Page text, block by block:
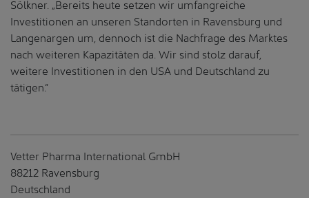
Sölkner. „Bereits heute setzen wir umfangreiche
Investitionen an unseren Standorten in Ravensburg und
Langenargen um, dennoch ist die Nachfrage des Marktes
nach weiteren Kapazitäten da. Wir sind stolz darauf,
weitere Investitionen in den USA und Deutschland zu
tätigen.“
Vetter Pharma International GmbH
88212 Ravensburg
Deutschland